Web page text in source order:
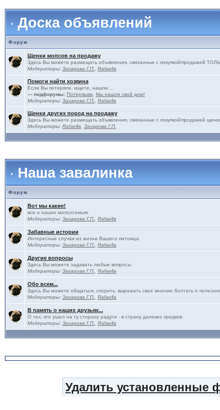
Доска объявлений
Форум
Щенки мопсов на продажу
Здесь Вы можете размещать объявления, связанные с покупкой/продажей
Модераторы: Захарова Г.П. Rafaella
Помоги найти хозяина
Если Вы потеряли, ищете, нашли....
— подфорумы: Потеряшки
Мы нашли свой дом!
Модераторы: Захарова Г.П. Rafaella
Щенки других пород на продажу
Здесь Вы можете размещать объявления, связанные с покупкой/продажей
Модераторы: Rafaella Захарова Г.П.
Наша завалинка
Форум
Вот мы какие!
все о наших мопсосемьях
Модераторы: Захарова Г.П. Rafaella
Забавные истории
Интересные случаи из жизни Вашего питомца
Модераторы: Захарова Г.П. Rafaella
Другие вопросы
Здесь Вы можете задавать любые вопросы
Модераторы: Захарова Г.П. Rafaella
Обо всем...
Здесь Вы можете общаться, спорить, выражать свое мнение болтать о
Модераторы: Захарова Г.П. Rafaella
В память о наших друзьях...
О тех, кто ушел на ту сторону радуги - в страну далеких предков
Модераторы: Захарова Г.П. Rafaella
Удалить установленные